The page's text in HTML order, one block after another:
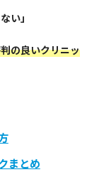
い」
の良いクリニッ
まとめ